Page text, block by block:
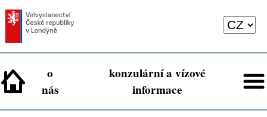
o
nás
konzulární a vízové
informace